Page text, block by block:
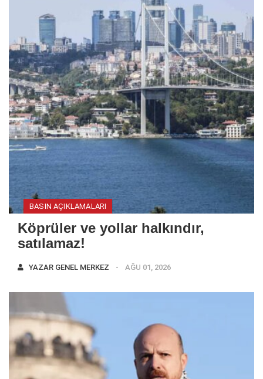
BASIN AÇIKLAMALARI
Köprüler ve yollar halkındır,
satılamaz!
YAZAR GENEL MERKEZ AĞU 01, 2026